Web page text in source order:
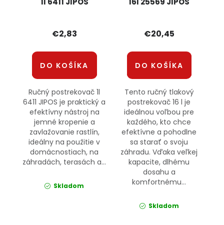
€2,83
DO KOŠÍKA
Ručný postrekovač 1l
6411 JIPOS je praktický a
efektívny nástroj na
jemné kropenie a
zavlažovanie rastlín,
ideálny na použitie v
domácnostiach, na
záhradách, terasách a...
Skladom
€20,45
DO KOŠÍKA
Tento ručný tlakový
postrekovač 16 l je
ideálnou voľbou pre
každého, kto chce
efektívne a pohodlne
sa starať o svoju
záhradu. Vďaka veľkej
kapacite, dlhému
dosahu a
komfortnému...
Skladom